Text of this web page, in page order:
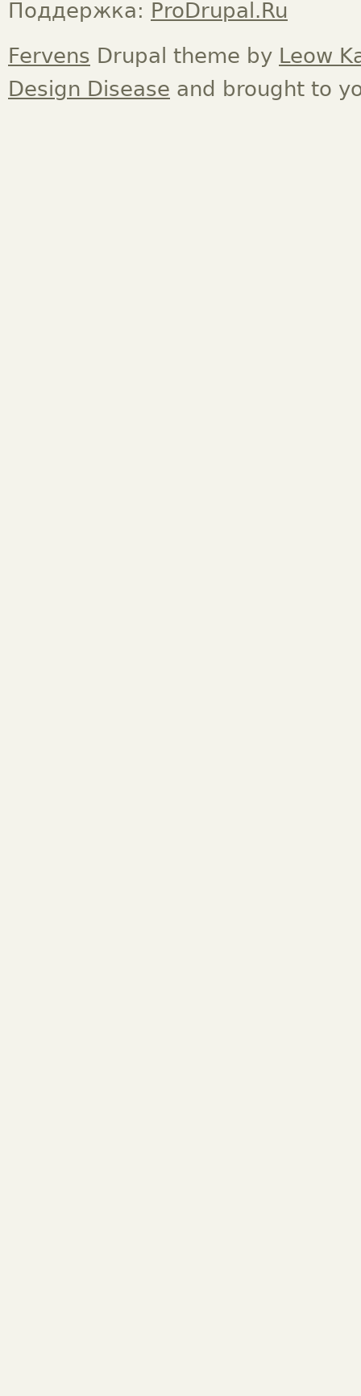
Поддержка: ProDrupal.Ru
Fervens Drupal theme by Leow
Design Disease and brought to